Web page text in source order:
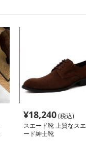
¥18,240(税込)
スエード靴 上質なスエ
ード紳士靴